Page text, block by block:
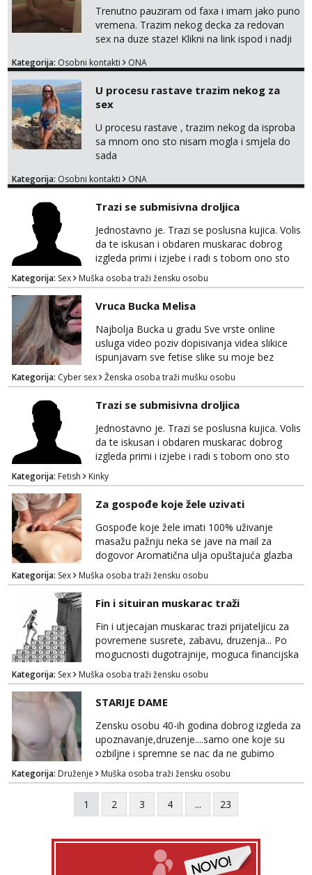
Trenutno pauziram od faxa i imam jako puno
vremena. Trazim nekog decka za redovan
sex na duze staze! Klikni na link ispod i nadji
Kategorija: Osobni kontakti ONA
U procesu rastave trazim nekog za
sex
U procesu rastave , trazim nekog da isproba
sa mnom ono sto nisam mogla i smjela do
sada
Kategorija: Osobni kontakti ONA
Trazi se submisivna droljica
Jednostavno je. Trazi se poslusna kujica. Volis
da te iskusan i obdaren muskarac dobrog
izgleda primi i izjebe i radi s tobom ono sto
on zeli raditi. Cura si van okvira,kinky i
poslusna. Idealno 25 godina max okvirno 40.
Nikakve umisljene femy ko fol ljepotice me ne
interesiraju. Stop pederima i slicnima. Stop
bonovima i slicne gluposti. Javi se sa slikom i
ukratko o sebi na: naal_naal@yahoo...
Kategorija: Sex Muška osoba traži žensku osobu
Vruca Bucka Melisa
Najbolja Bucka u gradu Sve vrste online
usluga video poziv dopisivanja videa slikice
ispunjavam sve fetise slike su moje bez
neugodnih iznenađenja javiti se na wap:
+385998702942
Kategorija: Cyber sex Ženska osoba traži mušku osobu
Trazi se submisivna droljica
Jednostavno je. Trazi se poslusna kujica. Volis
da te iskusan i obdaren muskarac dobrog
izgleda primi i izjebe i radi s tobom ono sto
on zeli raditi. Cura si van okvira,kinky i
poslusna. Idealno 25 godina max okvirno 40.
Nikakve umisljene femy ko fol ljepotice me ne
interesiraju. Stop pederima i slicnima. Stop
bonovima i slicne gluposti. Javi se sa slikom i
ukratko o sebi na: naal_naal@yaho...
Kategorija: Fetish Kinky
Za gospođe koje žele uzivati
Gospođe koje žele imati 100% uživanje
masažu pažnju neka se jave na mail za
dogovor Aromatična ulja opuštajuća glazba
Budi moja Kraljica i ispuni si želje za dobro
opuštanje Vaš prostor
Kategorija: Sex Muška osoba traži žensku osobu
Fin i situiran muskarac traži
Fin i utjecajan muskarac trazi prijateljicu za
povremene susrete, zabavu, druzenja... Po
mogucnosti dugotrajnije, moguca financijska
potpora!
Kategorija: Sex Muška osoba traži žensku osobu
STARIJE DAME
Zensku osobu 40-ih godina dobrog izgleda za
upoznavanje,druzenje....samo one koje su
ozbiljne i spremne se nac da ne gubimo
vrijeme!
Kategorija: Druženje Muška osoba traži žensku osobu
1 2 3 4 ... 23